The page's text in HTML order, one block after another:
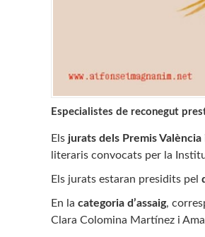
Especialistes de reconegut
Els jurats dels Premis
literaris convocats per la
Els jurats estaran presidits pel
En la categoria d’assaig,
Clara Colomina Martínez i